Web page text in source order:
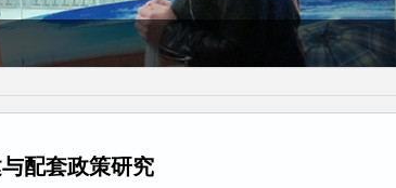
配套政策研究